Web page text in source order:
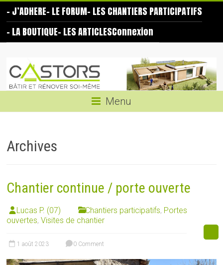
content
– J’ADHERE– LE FORUM– LES CHANTIERS PARTICIPATIFS
– LA BOUTIQUE– LES ARTICLESConnexion
Castors
même
Menu
Archives
Chantier continue / porte ouverte
Lucas P. (07) Chantiers participatifs, Portes
ouvertes,Visites de chantier
1 août 2023 0 Comment